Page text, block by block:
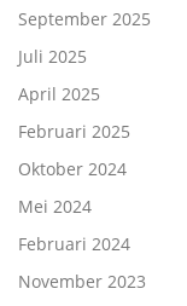
September 2025
Juli 2025
April 2025
Februari 2025
Oktober 2024
Mei 2024
Februari 2024
November 2023